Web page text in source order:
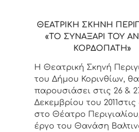
ΘΕΑΤΡΙΚΗ ΣΚΗΝΗ
«ΤΟ ΣΥΝΑΞΑΡΙ ΤΟΥ
ΚΟΡΔΟΠΑΤΗ»
Η Θεατρική Σκηνή
του Δήμου Κορινθίων, θα
παρουσιάσει στις 26 &
Δεκεμβρίου του 2011στις
στο Θέατρο
έργο του Θανάση